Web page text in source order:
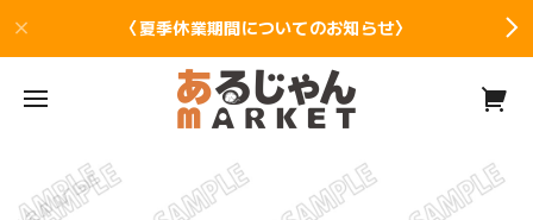
〈夏季休業期間についてのお知らせ〉